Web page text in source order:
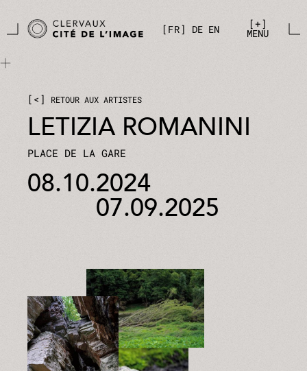
FR
DE EN +
MENU
< RETOUR AUX ARTISTES
LETIZIA ROMANINI
PLACE DE LA GARE
08.10.2024
07.09.2025